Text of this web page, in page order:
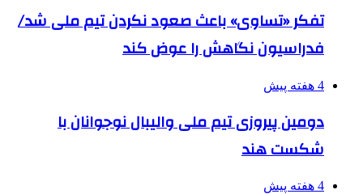
تفکر «تساوی» باعث صعود نکردن تیم ملی شد/
فدراسیون نگاهش را عوض کند
4 هفته پیش
دومین پیروزی تیم ملی والیبال نوجوانان با
شکست هند
4 هفته پیش